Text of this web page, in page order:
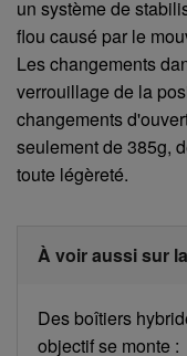
un système de
flou causé par le
Les changements
verrouillage de la
changements
seulement de 385g,
toute légèreté.
À voir aussi sur
Des boîtiers
objectif se monte :